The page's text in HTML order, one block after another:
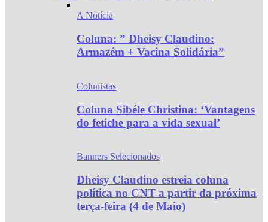
A Notícia
Coluna: ” Dheisy Claudino:
Armazém + Vacina Solidária”
Colunistas
Coluna Sibéle Christina: ‘Vantagens
do fetiche para a vida sexual’
Banners Selecionados
Dheisy Claudino estreia coluna
política no CNT a partir da próxima
terça-feira (4 de Maio)